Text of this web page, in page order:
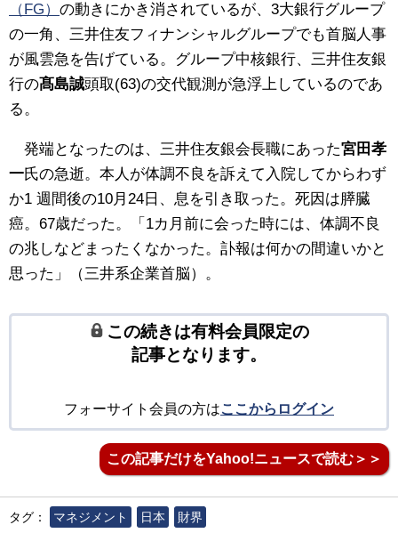
（FG） の動きにかき消されているが、3大銀行グループ
の一角、三井住友フィナンシャルグループでも首脳人事
が風雲急を告げている。グループ中核銀行、三井住友銀
行の髙島誠頭取(63)の交代観測が急浮上しているのであ
る。
発端となったのは、三井住友銀会長職にあった宮田孝
一氏の急逝。本人が体調不良を訴えて入院してからわず
か1 週間後の10月24日、息を引き取った。死因は膵臓
癌。67歳だった。「1カ月前に会った時には、体調不良
の兆しなどまったくなかった。訃報は何かの間違いかと
思った」（三井系企業首脳）。
この続きは有料会員限定の
記事となります。
フォーサイト会員の方はここからログイン
この記事だけをYahoo!ニュースで読む＞＞
タグ： マネジメント 日本 財界